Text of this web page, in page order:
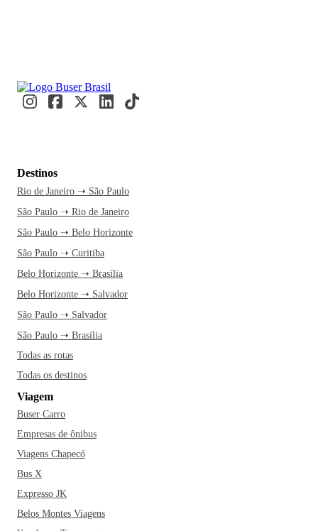
Destinos
Rio de Janeiro ➝ São Paulo
São Paulo ➝ Rio de Janeiro
São Paulo ➝ Belo Horizonte
São Paulo ➝ Curitiba
Belo Horizonte ➝ Brasília
Belo Horizonte ➝ Salvador
São Paulo ➝ Salvador
São Paulo ➝ Brasília
Todas as rotas
Todas os destinos
Viagem
Buser Carro
Empresas de ônibus
Viagens Chapecó
Bus X
Expresso JK
Belos Montes Viagens